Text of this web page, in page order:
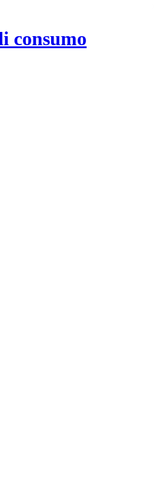
consumo